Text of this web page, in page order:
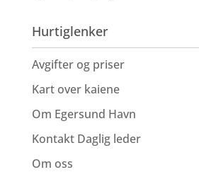
Hurtiglenker
Avgifter og priser
Kart over kaiene
Om Egersund Havn
Kontakt Daglig leder
Om oss